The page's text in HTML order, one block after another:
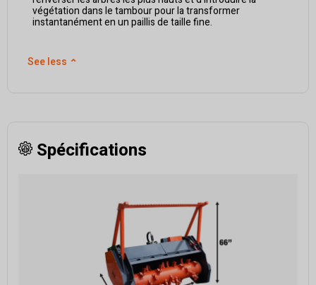
végétation dans le tambour pour la transformer
instantanément en un paillis de taille fine.
See less ⌃
Spécifications